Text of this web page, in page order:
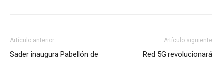
Artículo anterior
Sader inaugura Pabellón de
Artículo siguiente
Red 5G revolucionará